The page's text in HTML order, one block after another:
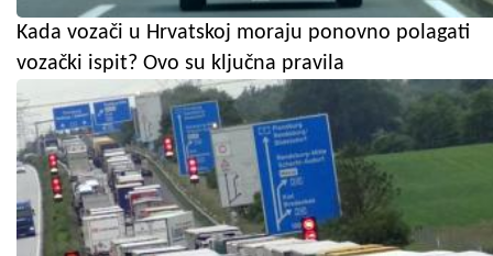
Kada vozači u Hrvatskoj moraju ponovno polagati
vozački ispit? Ovo su ključna pravila